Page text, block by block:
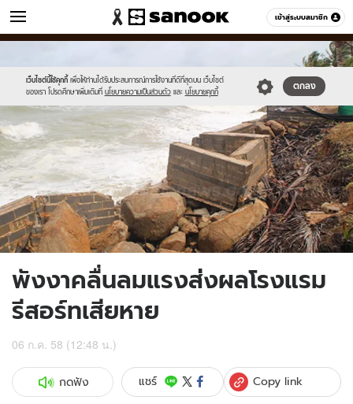
เข้าสู่ระบบสมาชิก
ข่าว หมวดอื่นๆ
เว็บไซต์นี้ใช้คุกกี้ เพื่อให้ท่านได้รับประสบการณ์การใช้งานที่ดีที่สุดบน เว็บไซต์
ของเรา โปรดศึกษาเพิ่มเติมที่ นโยบายความเป็นส่วนตัว และ นโยบายคุกกี้
ตกลง
new-
sanook.png
01.jpg
พังงาคลื่นลมแรงส่งผลโรงแรม
รีสอร์ทเสียหาย
06 ก.ค. 58 (12:48 น.)
กดฟัง แชร์ Copy link